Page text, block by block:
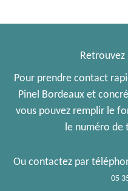
Pour prendre contact
Pinel Bordeaux et
vous pouvez remplir le
le numéro de
Ou contactez par
05